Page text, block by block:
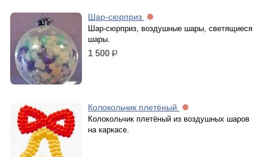
Шар-сюрприз
Шар-сюрприз, воздушные шары, светящиеся
шары.
1 500 р.
Колокольчик плетёный
Колокольчик плетёный из воздушных шаров
на каркасе.